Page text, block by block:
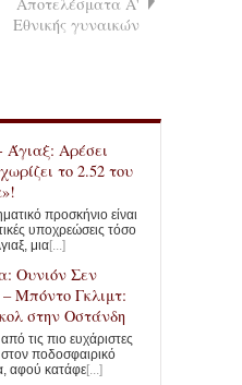
Εθνικής γυναικών
Άγιαξ: Αρέσει
το 2.52 του
προσκήνιο είναι
υποχρεώσεις τόσο
μια[...]
Ουνιόν Σεν
– Μπόντο Γκλιμτ:
στην Οστάνδη
τις πιο ευχάριστες
στον ποδοσφαιρικό
αφού κατάφε[...]